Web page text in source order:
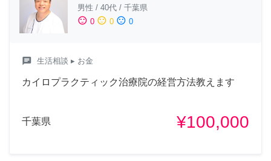
男性 / 40代 / 千葉県
sentiment_satisfied 0 sentiment_neutral 0 sentiment_dissatisfied 0
chat 生活相談 ▸ お金
カイロプラクティック治療院の経営方法教えます
千葉県 ¥100,000